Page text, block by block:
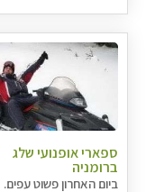
ספארי אופנועי שלג
ברומניה
ביום האחרון פשוט עפים.